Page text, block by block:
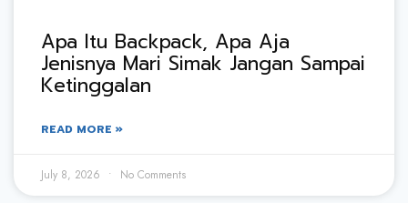
Apa Itu Backpack, Apa Aja
Jenisnya Mari Simak Jangan Sampai
Ketinggalan
READ MORE »
July 8, 2026 No Comments